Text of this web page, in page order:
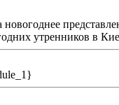
новогоднее
утренников в